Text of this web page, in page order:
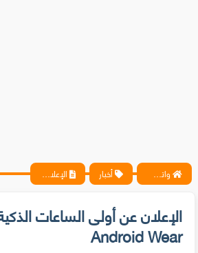
واتس آب ، فيسبوك ، أنترنت ، شروحات تقنية حصرية - المحترف أخبار الإعلان عن أولى الساعات الذكية بنظام Android Wear
الإعلان عن أولى الساعات
Android Wear